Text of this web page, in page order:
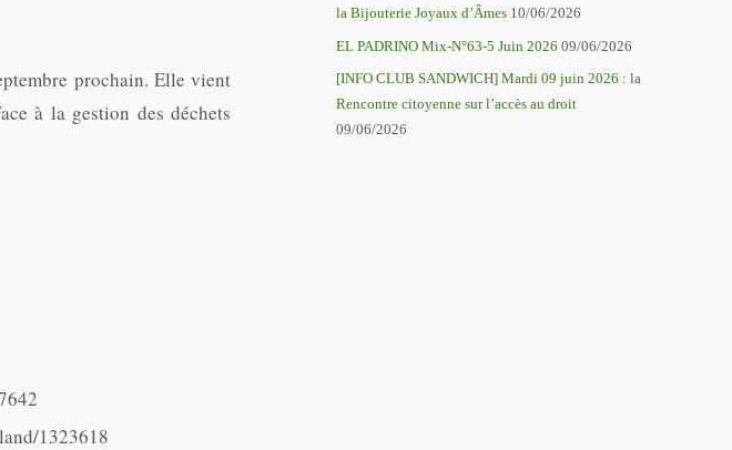
prochain. Elle vient
à la gestion des déchets
1323618
la Bijouterie Joyaux d’Âmes 10/06/2026
EL PADRINO Mix-N°63-5 Juin 2026 09/06/2026
[INFO CLUB SANDWICH] Mardi 09 juin 2026 : la
Rencontre citoyenne sur l’accès au droit
09/06/2026